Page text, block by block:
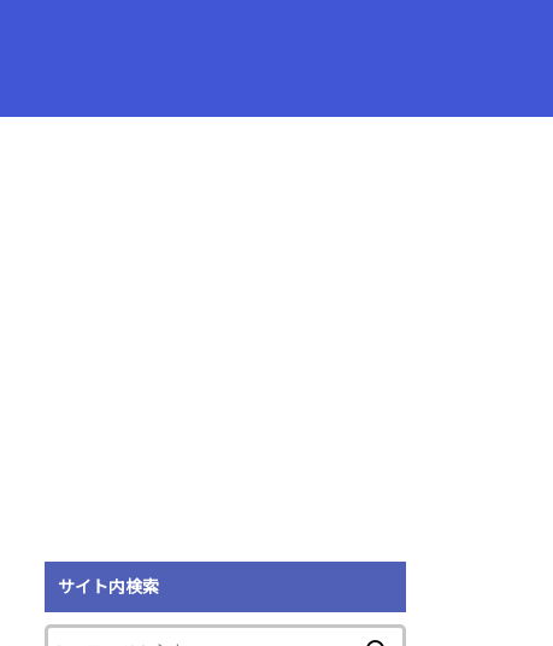
サイト内検索